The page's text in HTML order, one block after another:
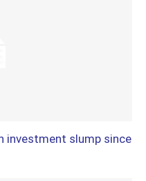
investment slump since